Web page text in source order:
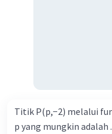
Titik P(p,−2) melalui
p yang mungkin adalah